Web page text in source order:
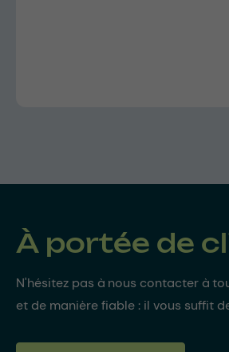
À portée de
N'hésitez pas à nous contacter à
et de manière fiable : il vous suffit